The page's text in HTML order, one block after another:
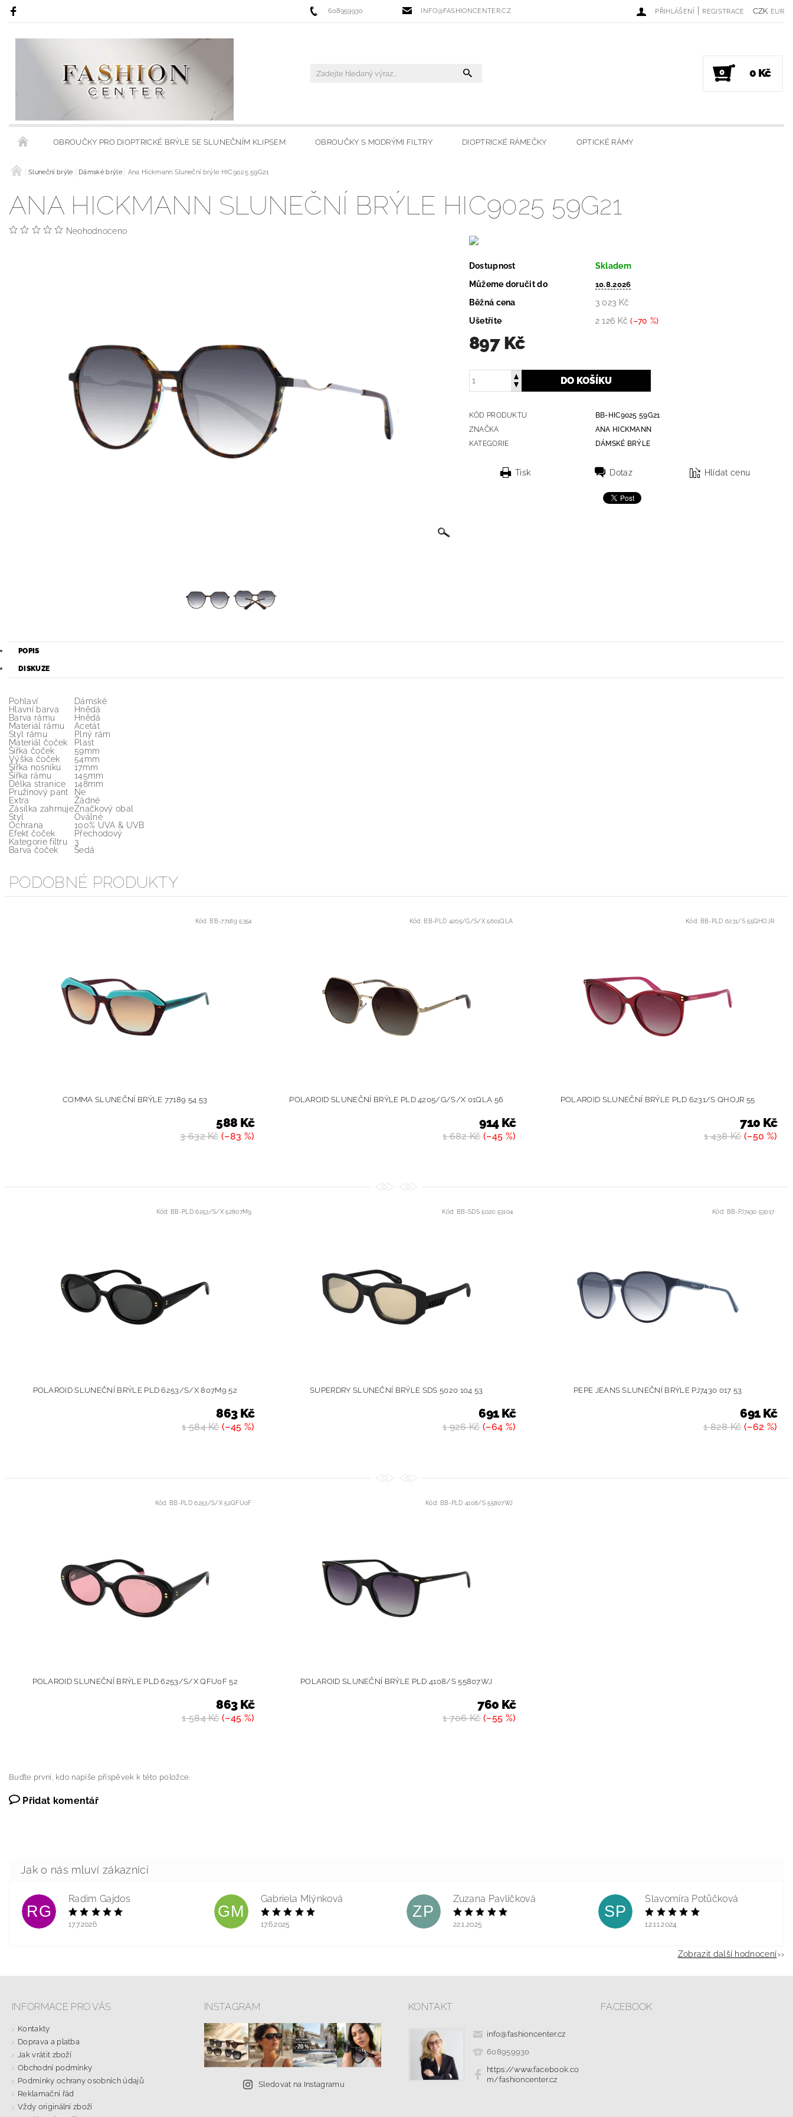
608959930 INFO@FASHIONCENTER.CZ CZK EUR
PŘIHLÁŠENÍ | REGISTRACE
0 0 Kč
OBROUČKY PRO DIOPTRICKÉ BRÝLE SE SLUNEČNÍM KLIPSEM OBROUČKY S MODRÝMI FILTRY DIOPTRICKÉ RÁMEČKY OPTICKÉ RÁMY
RÁMY S KLIPSY NA SLUNEČNÍ BRÝLE RÁMCE S MODRÝMI FILTRY
OBCHODNÍ PODMÍNKY KONTAKTY HODNOCENÍ OBCHODU MOJE OBLÍBENÉ
Sluneční brýle Dámské brýle Ana Hickmann Sluneční brýle HIC9025 59G21
ANA HICKMANN SLUNEČNÍ BRÝLE HIC9025 59G21
Neohodnoceno
Dostupnost
Skladem
Můžeme doručit do
10.8.2026
Běžná cena
3 023 Kč
Ušetříte
2 126 Kč(–70 %)
897 Kč
KÓD PRODUKTU
BB-HIC9025 59G21
ZNAČKA
ANA HICKMANN
KATEGORIE
DÁMSKÉ BRÝLE
Tisk Dotaz Hlídat cenu
POPIS
DISKUZE
Pohlaví
Dámské
Hlavní barva
Hnědá
Barva rámu
Hnědá
Materiál rámu
Acetát
Styl rámu
Plný rám
Materiál čoček
Plast
Šířka čoček
59mm
Výška čoček
54mm
Šířka nosníku
17mm
Šířka rámu
145mm
Délka stranice
148mm
Pružinový pant
Ne
Extra
Žádné
Zásilka zahrnujeZnačkový obal
Styl
Oválné
Ochrana
100% UVA & UVB
Efekt čoček
Přechodový
Kategorie filtru
3
Barva čoček
Šedá
PODOBNÉ PRODUKTY
Kód: BB-77189 5354
COMMA SLUNEČNÍ BRÝLE 77189 54 53
3 632 Kč(–83 %)
588 Kč
Kód: BB-PLD 4205/G/S/X 5601QLA
POLAROID SLUNEČNÍ BRÝLE PLD 4205/G/S/X 01QLA 56
1 682 Kč(–45 %)
914 Kč
Kód: BB-PLD 6231/S 55QHOJR
POLAROID SLUNEČNÍ BRÝLE PLD 6231/S QHOJR 55
1 438 Kč(–50 %)
710 Kč
Kód: BB-PLD 6253/S/X 52807M9
POLAROID SLUNEČNÍ BRÝLE PLD 6253/S/X 807M9 52
1 584 Kč(–45 %)
863 Kč
Kód: BB-SDS 5020 53104
SUPERDRY SLUNEČNÍ BRÝLE SDS 5020 104 53
1 926 Kč(–64 %)
691 Kč
Kód: BB-PJ7430 53017
PEPE JEANS SLUNEČNÍ BRÝLE PJ7430 017 53
1 828 Kč(–62 %)
691 Kč
Kód: BB-PLD 6253/S/X 52QFU0F
POLAROID SLUNEČNÍ BRÝLE PLD 6253/S/X QFU0F 52
1 584 Kč(–45 %)
863 Kč
Kód: BB-PLD 4108/S 55807WJ
POLAROID SLUNEČNÍ BRÝLE PLD 4108/S 55807WJ
1 706 Kč(–55 %)
760 Kč
Buďte první, kdo napíše příspěvek k této položce.
Přidat komentář
RG
Radim Gajdos
17.7.2026
GM
Gabriela Mlýnková
17.6.2025
ZP
Zuzana Pavlíčková
22.1.2025
SP
Slavomíra Potůčková
12.11.2024
Zobrazit další hodnocení
INFORMACE PRO VÁS
Kontakty
Doprava a platba
Jak vrátit zboží
Obchodní podmínky
Podmínky ochrany osobních údajů
Reklamační řád
Vždy originální zboží
INSTAGRAM
Sledovat na Instagramu
KONTAKT
info@fashioncenter.cz
608959930
https://www.facebook.co
m/fashioncenter.cz
FACEBOOK